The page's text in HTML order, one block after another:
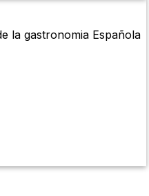
la gastronomia Española